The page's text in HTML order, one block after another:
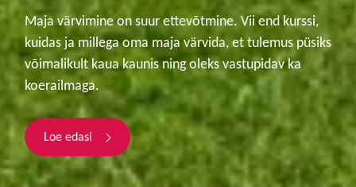
Maja värvimine on suur ettevõtmine. Vii end kurssi,
kuidas ja millega oma maja värvida, et tulemus püsiks
võimalikult kaua kaunis ning oleks vastupidav ka
koerailmaga.
Loe edasi